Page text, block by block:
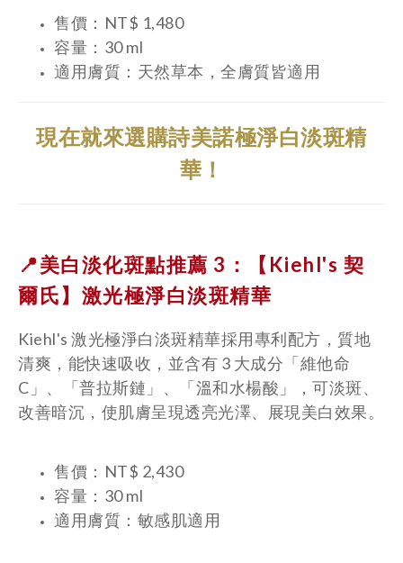
售價：NT$ 1,480
容量：30 ml
適用膚質：天然草本，全膚質皆適用
現在就來選購詩美諾極淨白淡斑精
華！
📍美白淡化斑點推薦 3：【Kiehl's 契
爾氏】 激光極淨白淡斑精華
Kiehl's 激光極淨白淡斑精華採用專利配方，質地
清爽，能快速吸收，並含有 3 大成分「維他命
C」、「普拉斯鏈」、「溫和水楊酸」，可淡斑、
改善暗沉，使肌膚呈現透亮光澤、展現美白效果。
售價：NT$ 2,430
容量：30 ml
適用膚質：敏感肌適用